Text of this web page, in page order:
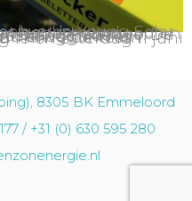
8305 BK Emmeloord
/ +31 (0) 630 595 280